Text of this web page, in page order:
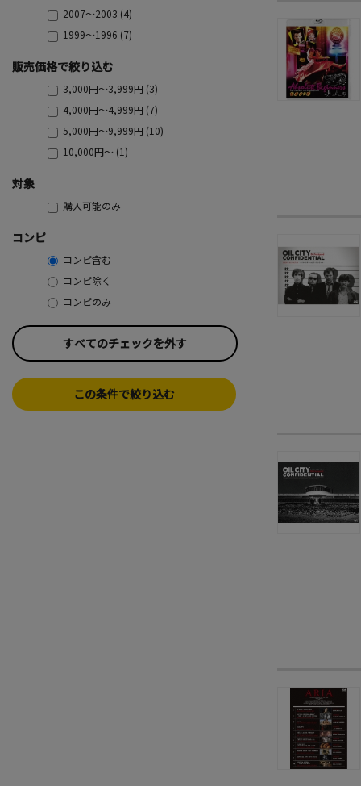
2007～2003 (4)
1999～1996 (7)
販売価格で絞り込む
3,000円～3,999円 (3)
4,000円～4,999円 (7)
5,000円～9,999円 (10)
10,000円～ (1)
対象
購入可能のみ
コンピ
コンピ含む
コンピ除く
コンピのみ
すべてのチェックを外す
この条件で絞り込む